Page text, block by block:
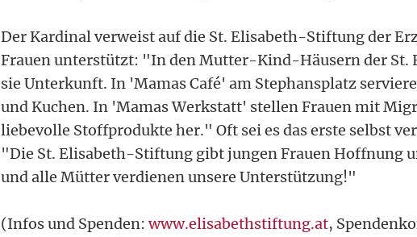
Der Kardinal verweist auf die St. Elisabeth-Stiftung der
Frauen unterstützt: "In den Mutter-Kind-Häusern der
sie Unterkunft. In 'Mamas Café' am Stephansplatz
und Kuchen. In 'Mamas Werkstatt' stellen Frauen mit
liebevolle Stoffprodukte her." Oft sei es das erste selbst
"Die St. Elisabeth-Stiftung gibt jungen Frauen Hoffnung
und alle Mütter verdienen unsere Unterstützung!"
(Infos und Spenden:www.elisabethstiftung.at,